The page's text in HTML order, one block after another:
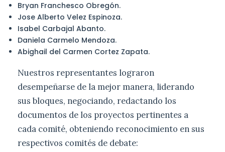
Bryan Franchesco Obregón.
Jose Alberto Velez Espinoza.
Isabel Carbajal Abanto.
Daniela Carmelo Mendoza.
Abighail del Carmen Cortez Zapata.
Nuestros representantes lograron
desempeñarse de la mejor manera, liderando
sus bloques, negociando, redactando los
documentos de los proyectos pertinentes a
cada comité, obteniendo reconocimiento en sus
respectivos comités de debate: